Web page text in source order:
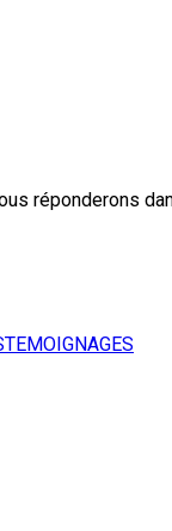
TEMOIGNAGES
réponderons